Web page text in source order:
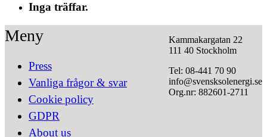
Inga träffar.
Meny
Press
Vanliga frågor & svar
Cookie policy
GDPR
About us
Kammakargatan 22
111 40 Stockholm
Tel: 08-441 70 90
info@svensksolenergi.se
Org.nr: 882601-2711